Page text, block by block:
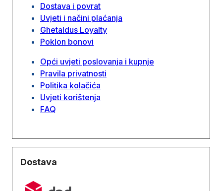
Dostava i povrat
Uvjeti i načini plaćanja
Ghetaldus Loyalty
Poklon bonovi
Opći uvjeti poslovanja i kupnje
Pravila privatnosti
Politika kolačića
Uvjeti korištenja
FAQ
Dostava